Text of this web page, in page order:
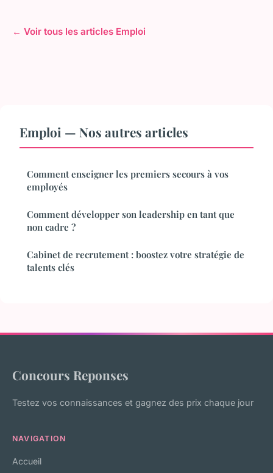
← Voir tous les articles Emploi
Emploi — Nos autres articles
Comment enseigner les premiers secours à vos
employés
Comment développer son leadership en tant que
non cadre ?
Cabinet de recrutement : boostez votre stratégie de
talents clés
Concours Reponses
Testez vos connaissances et gagnez des prix chaque jour
NAVIGATION
Accueil